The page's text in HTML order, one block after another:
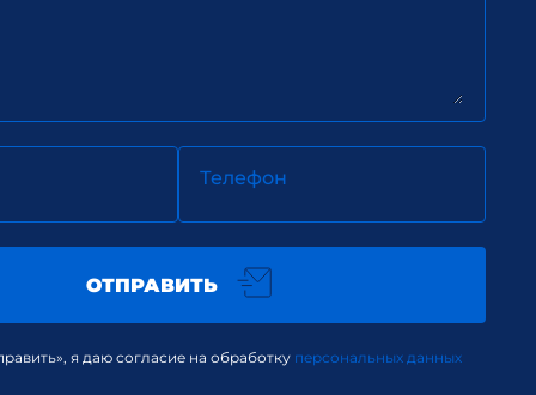
Телефон
ОТПРАВИТЬ
я даю согласие на обработку персональных данных